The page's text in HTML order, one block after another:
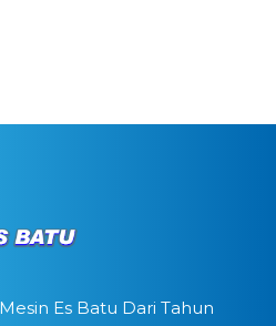
Es Batu Dari Tahun